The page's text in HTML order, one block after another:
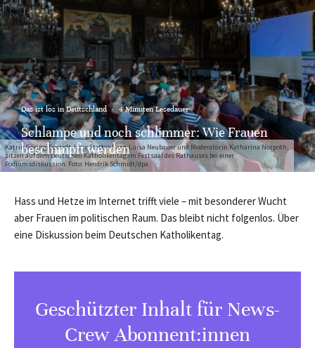
Katrin Göring-Eckardt, Irme Stetter-Karp, Luisa Neubauer und Moderatorin Katharina Norpoth,
sitzen auf dem Deutschen Katholikentag im Festsaal des Rathauses bei einer
Podiumsdiskussion. Foto: Hendrik Schmidt/dpa
Das ist los in Deutschland · 4 Minuten Lesedauer
Schlampe und noch schlimmer: Wie Frauen
beschimpft werden
Hass und Hetze im Internet trifft viele – mit besonderer Wucht
aber Frauen im politischen Raum. Das bleibt nicht folgenlos. Über
eine Diskussion beim Deutschen Katholikentag.
Geschützter Inhalt für News-
Crew Abonnent:innen